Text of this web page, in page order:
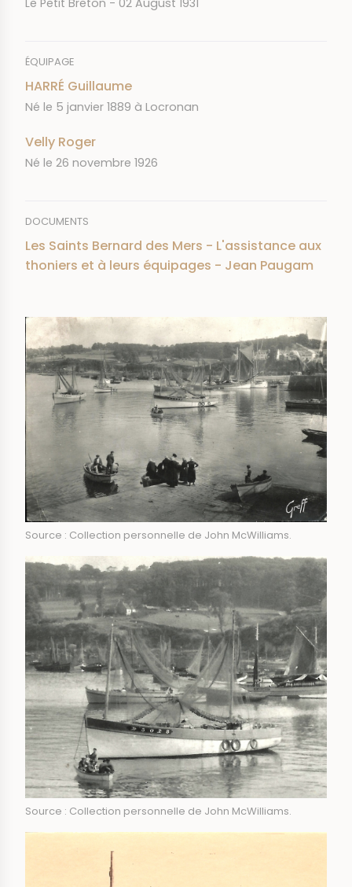
ÉQUIPAGE
HARRÉ Guillaume
Né le 5 janvier 1889 à Locronan
Velly Roger
Né le 26 novembre 1926
DOCUMENTS
Les Saints Bernard des Mers - L'assistance aux
thoniers et à leurs équipages - Jean Paugam
IMAGE
Source : Collection personnelle de John McWilliams.
Source : Collection personnelle de John McWilliams.